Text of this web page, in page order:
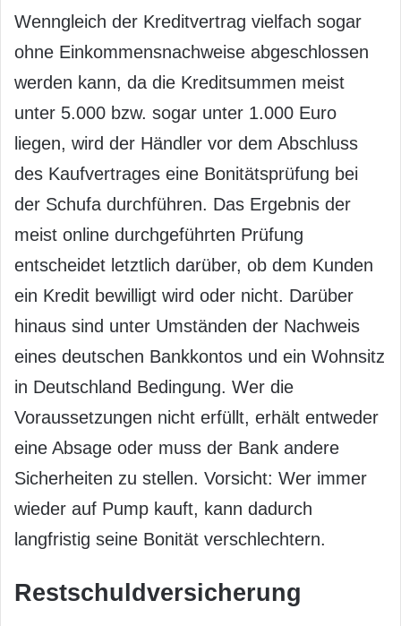
Wenngleich der Kreditvertrag vielfach sogar
ohne Einkommensnachweise abgeschlossen
werden kann, da die Kreditsummen meist
unter 5.000 bzw. sogar unter 1.000 Euro
liegen, wird der Händler vor dem Abschluss
des Kaufvertrages eine Bonitätsprüfung bei
der Schufa durchführen. Das Ergebnis der
meist online durchgeführten Prüfung
entscheidet letztlich darüber, ob dem Kunden
ein Kredit bewilligt wird oder nicht. Darüber
hinaus sind unter Umständen der Nachweis
eines deutschen Bankkontos und ein Wohnsitz
in Deutschland Bedingung. Wer die
Voraussetzungen nicht erfüllt, erhält entweder
eine Absage oder muss der Bank andere
Sicherheiten zu stellen. Vorsicht: Wer immer
wieder auf Pump kauft, kann dadurch
langfristig seine Bonität verschlechtern.
Restschuldversicherung